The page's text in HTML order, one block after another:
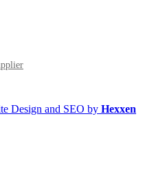
Design and SEO by Hexxen